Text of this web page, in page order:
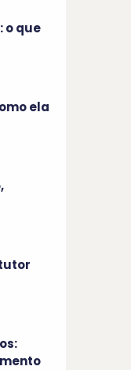
o que
ela